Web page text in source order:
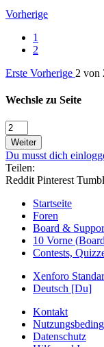
Vorherige
1
2
Erste Vorherige 2 von
Wechsle zu Seite
Weiter
Du musst dich
Teilen:
Reddit Pinterest
Startseite
Foren
Board &
10 Vorne
Contests,
Xenforo
Deutsch [Du]
Kontakt
Datenschutz